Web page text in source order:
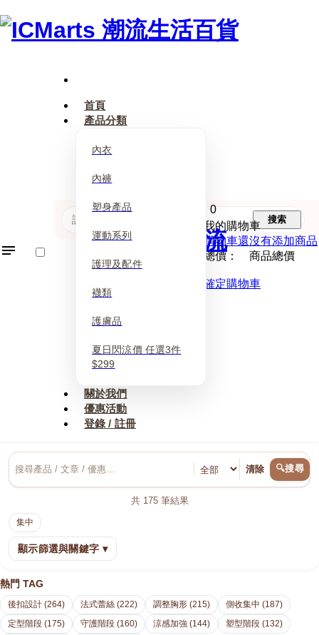
首頁
產品分類
內衣
內褲
塑身產品
運動系列
護理及配件
襪類
護膚品
夏日閃涼價 任選3件
$299
關於我們
優惠活動
登錄 / 註冊
0
我的購物車
購物車還沒有添加商品
總價： 商品總價
確定購物車
搜索
清除 🔍搜尋
共 175筆結果
集中
顯示篩選與關鍵字 ▾
熱門 TAG
後扣設計 (264) 法式蕾絲 (222) 調整胸形 (215)
側收集中 (187)
定型階段 (175)
守護階段 (160) 涼感加強 (144)
塑型階段 (132)